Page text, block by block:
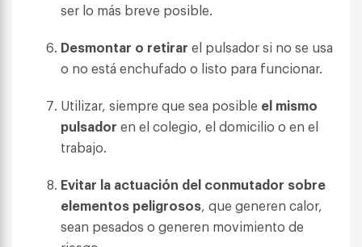
ser lo más breve posible.
Desmontar o retirar el pulsador si no se usa
o no está enchufado o listo para funcionar.
Utilizar, siempre que sea posible el mismo
pulsador en el colegio, el domicilio o en el
trabajo.
Evitar la actuación del conmutador sobre
elementos peligrosos, que generen calor,
sean pesados o generen movimiento de